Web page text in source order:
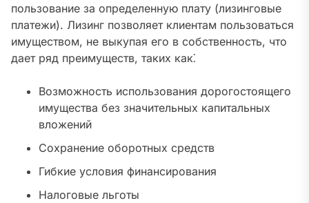
пользование за определенную плату (лизинговые
платежи). Лизинг позволяет клиентам пользоваться
имуществом, не выкупая его в собственность, что
дает ряд преимуществ, таких как⁚
Возможность использования дорогостоящего
имущества без значительных капитальных
вложений
Сохранение оборотных средств
Гибкие условия финансирования
Налоговые льготы